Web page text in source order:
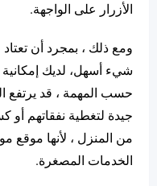
الأزرار على الواجهة.
ومع ذلك ، بمجرد أن
حسب المهمة ، قد يرتفع
جيدة لتغطية نفقاتهم أو
من المنزل ، لأنها
الخدمات المصغرة.